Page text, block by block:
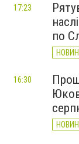
по
17:23
16:30